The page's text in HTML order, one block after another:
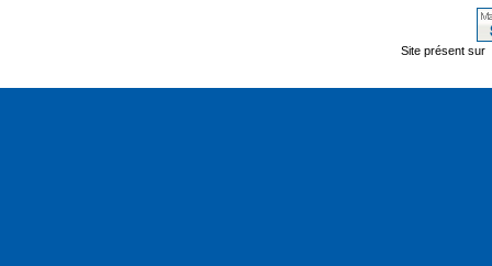
Site présent sur